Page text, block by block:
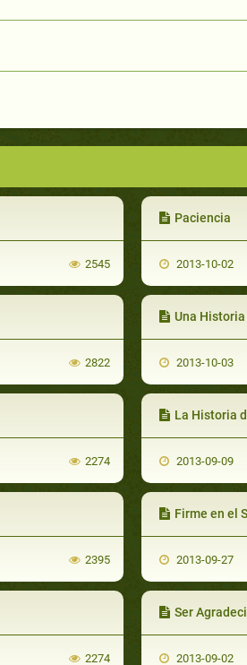
2545
Paciencia
2013-10-02
2822
Una Historia
2013-10-03
2274
La Historia
2013-09-09
2395
Firme en el
2013-09-27
2274
Ser
2013-09-02